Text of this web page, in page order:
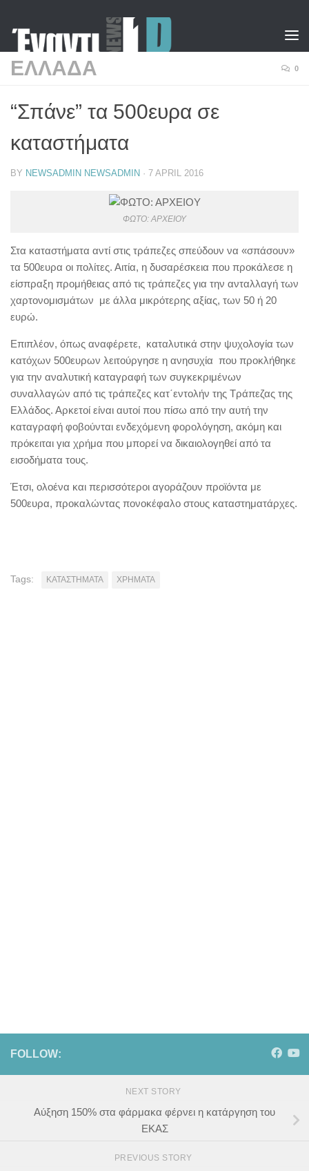
ΕΛΛΑΔΑ 0
“Σπάνε” τα 500ευρα σε
καταστήματα
BY NEWSADMIN NEWSADMIN · 7 APRIL 2016
ΦΩΤΟ: ΑΡΧΕΙΟΥ
Στα καταστήματα αντί στις τράπεζες σπεύδουν να «σπάσουν»
τα 500ευρα οι πολίτες. Αιτία, η δυσαρέσκεια που προκάλεσε η
είσπραξη προμήθειας από τις τράπεζες για την ανταλλαγή των
χαρτονομισμάτων με άλλα μικρότερης αξίας, των 50 ή 20
ευρώ.
Επιπλέον, όπως αναφέρετε, καταλυτικά στην ψυχολογία των
κατόχων 500ευρων λειτούργησε η ανησυχία που προκλήθηκε
για την αναλυτική καταγραφή των συγκεκριμένων
συναλλαγών από τις τράπεζες κατ΄εντολήν της Τράπεζας της
Ελλάδος. Αρκετοί είναι αυτοί που πίσω από την αυτή την
καταγραφή φοβούνται ενδεχόμενη φορολόγηση, ακόμη και
πρόκειται για χρήμα που μπορεί να δικαιολογηθεί από τα
εισοδήματα τους.
Έτσι, ολοένα και περισσότεροι αγοράζουν προϊόντα με
500ευρα, προκαλώντας πονοκέφαλο στους καταστηματάρχες.
Tags: ΚΑΤΑΣΤΗΜΑΤΑ ΧΡΗΜΑΤΑ
FOLLOW:
NEXT STORY
Αύξηση 150% στα φάρμακα φέρνει η κατάργηση του
ΕΚΑΣ
PREVIOUS STORY